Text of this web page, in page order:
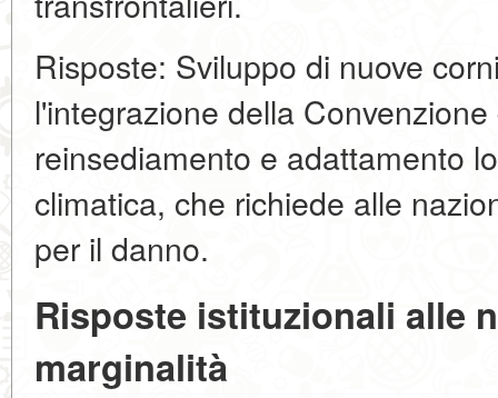
Risposte: Sviluppo di nuove
l'integrazione della
reinsediamento e adattamento
climatica, che richiede alle
per il danno.
Risposte istituzionali alle
marginalità